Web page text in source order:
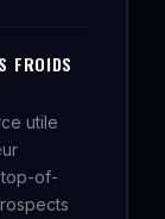
FROIDS
utile
top-of-